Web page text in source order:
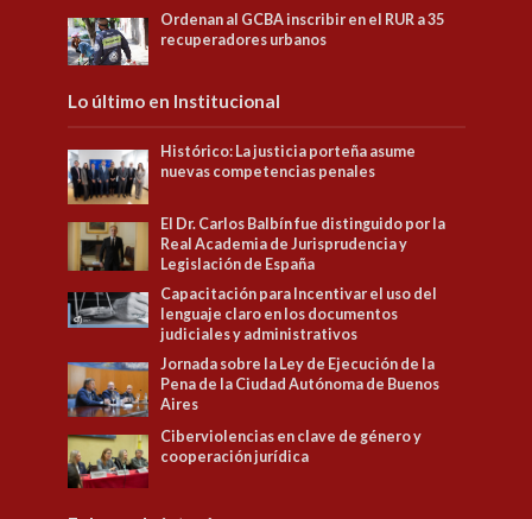
Ordenan al GCBA inscribir en el RUR a 35
recuperadores urbanos
Lo último en Institucional
Histórico: La justicia porteña asume
nuevas competencias penales
El Dr. Carlos Balbín fue distinguido por la
Real Academia de Jurisprudencia y
Legislación de España
Capacitación para Incentivar el uso del
lenguaje claro en los documentos
judiciales y administrativos
Jornada sobre la Ley de Ejecución de la
Pena de la Ciudad Autónoma de Buenos
Aires
Ciberviolencias en clave de género y
cooperación jurídica